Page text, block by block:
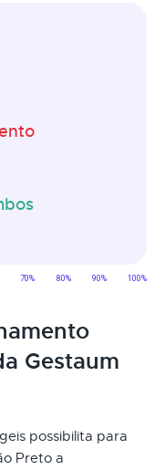
Gestaum
possibilita para
Preto a